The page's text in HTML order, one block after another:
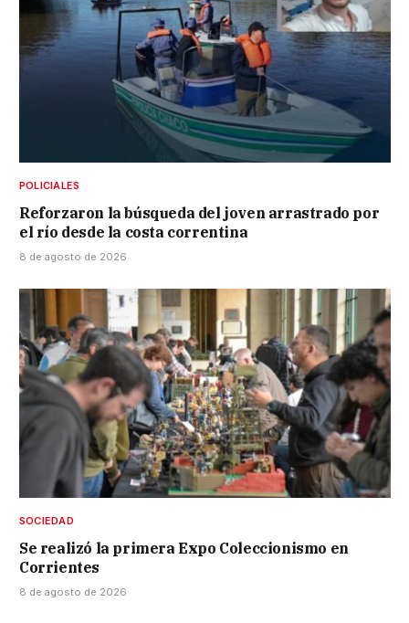
POLICIALES
Reforzaron la búsqueda del joven arrastrado por
el río desde la costa correntina
8 de agosto de 2026
SOCIEDAD
Se realizó la primera Expo Coleccionismo en
Corrientes
8 de agosto de 2026